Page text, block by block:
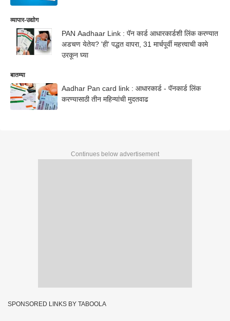
व्यापार-उद्योग
PAN Aadhaar Link : पॅन कार्ड आधारकार्डशी लिंक करण्यात
अडचण येतेय? 'ही' पद्धत वापरा, 31 मार्चपूर्वी महत्त्वाची कामे
उरकून घ्या
बातम्या
Aadhar Pan card link : आधारकार्ड - पॅनकार्ड लिंक
करण्यासाठी तीन महिन्यांची मुदतवाढ
Continues below advertisement
SPONSORED LINKS BY TABOOLA